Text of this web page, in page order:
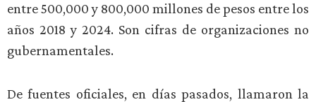
entre 500,000 y 800,000 millones de pesos entre los
años 2018 y 2024. Son cifras de organizaciones no
gubernamentales.
De fuentes oficiales, en días pasados, llamaron la